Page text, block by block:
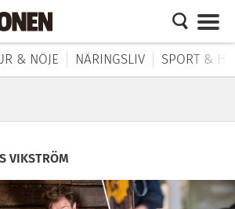
& NÖJE NÄRINGSLIV SPORT &
VIKSTRÖM